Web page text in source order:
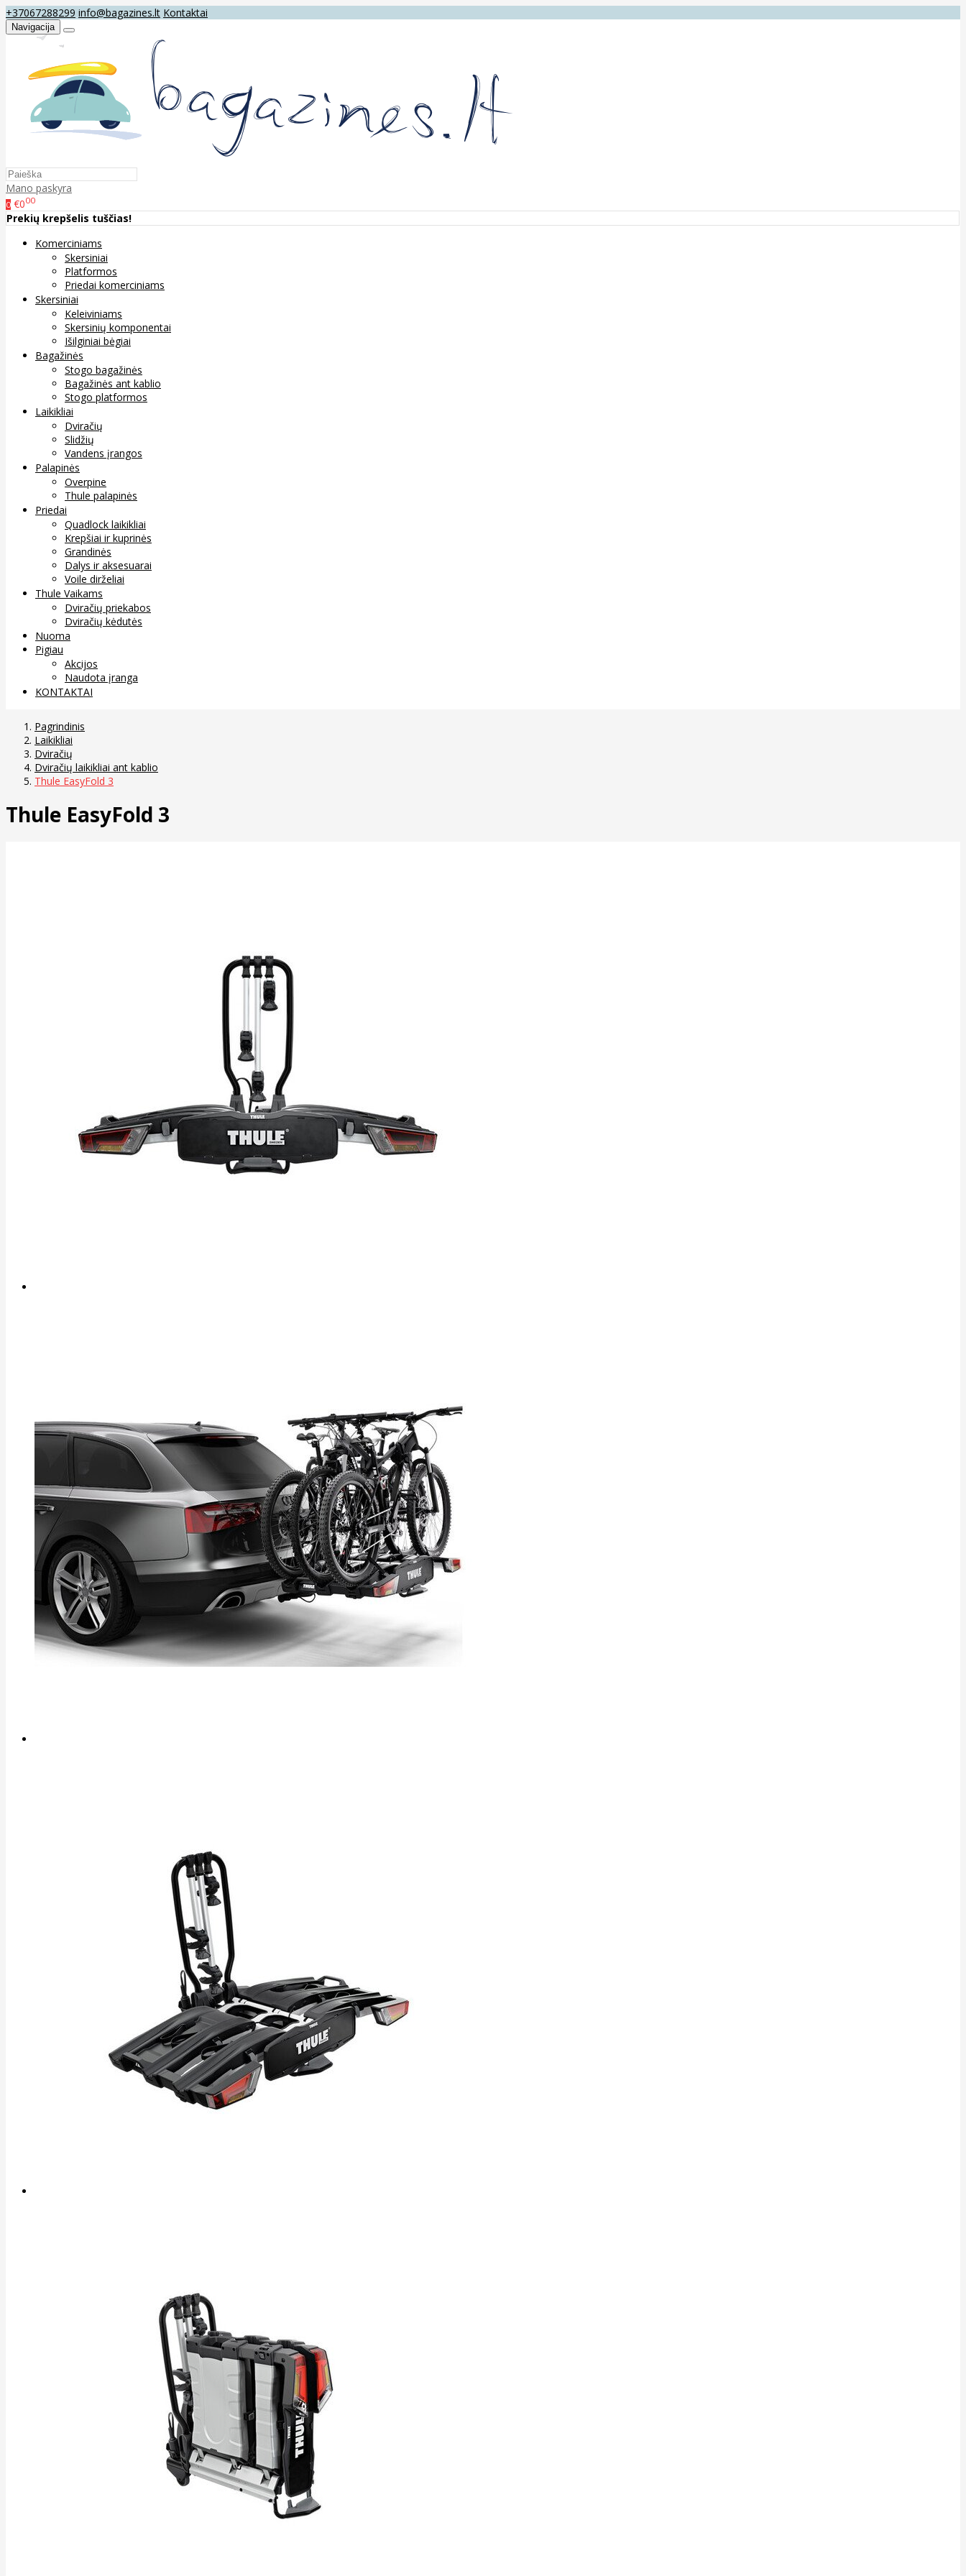
+37067288299 info@bagazines.lt Kontaktai
Navigacija
Mano paskyra
0 €000
Prekių krepšelis tuščias!
Komerciniams
Skersiniai
Platformos
Priedai komerciniams
Skersiniai
Keleiviniams
Skersinių komponentai
Išilginiai bėgiai
Bagažinės
Stogo bagažinės
Bagažinės ant kablio
Stogo platformos
Laikikliai
Dviračių
Slidžių
Vandens įrangos
Palapinės
Overpine
Thule palapinės
Priedai
Quadlock laikikliai
Krepšiai ir kuprinės
Grandinės
Dalys ir aksesuarai
Voile dirželiai
Thule Vaikams
Dviračių priekabos
Dviračių kėdutės
Nuoma
Pigiau
Akcijos
Naudota įranga
KONTAKTAI
Pagrindinis
Laikikliai
Dviračių
Dviračių laikikliai ant kablio
Thule EasyFold 3
Thule EasyFold 3